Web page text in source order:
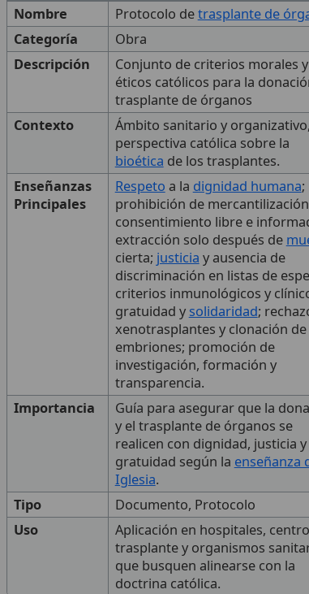
Nombre Protocolo detrasplante de
Categoría
Obra
Descripción
Conjunto de criterios morales y
éticos católicos para la
trasplante de órganos
Contexto
Ámbito sanitario y organizativo,
perspectiva católica sobre la
bioética de los trasplantes.
Enseñanzas
Principales
Respeto a la dignidad humana;
prohibición de
consentimiento libre e
extracción solo después de
cierta; justicia y ausencia de
discriminación en listas de
criterios inmunológicos y
gratuidad y solidaridad;
xenotrasplantes y clonación de
embriones; promoción de
investigación, formación y
transparencia.
Importancia
Guía para asegurar que la
y el trasplante de órganos se
realicen con dignidad, justicia y
gratuidad según la enseñanza
Iglesia.
Tipo
Documento, Protocolo
Uso
Aplicación en hospitales,
trasplante y organismos
que busquen alinearse con la
doctrina católica.